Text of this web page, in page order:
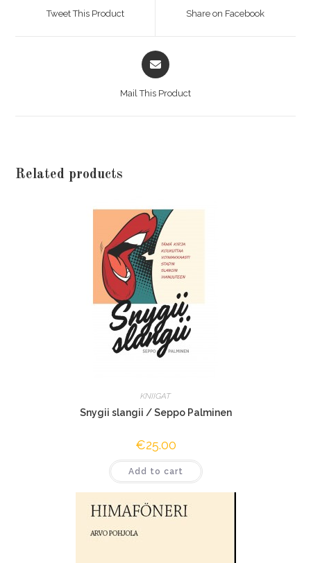
Tweet This Product Share on Facebook
Mail This Product
Related products
KNIIGAT
Snygii slangii / Seppo Palminen
€25.00
Add to cart